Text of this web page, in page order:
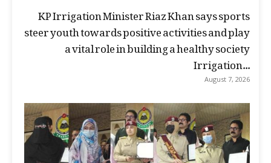
KP Irrigation Minister Riaz Khan says sports
steer youth towards positive activities and play
a vital role in building a healthy society
Irrigation...
August 7, 2026